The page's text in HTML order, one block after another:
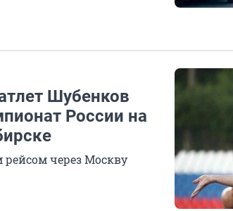
Шубенков
России на
через Москву